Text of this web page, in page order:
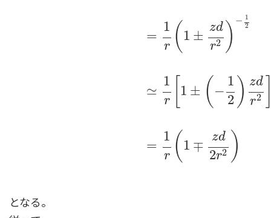
=
≃
=
1
r ( 1 ±
zd
r2 ) − 1
2
1
r
1 ± ( −
1
2 ) zd
r2
1
r ( 1 ∓
zd
2r2 )
となる。